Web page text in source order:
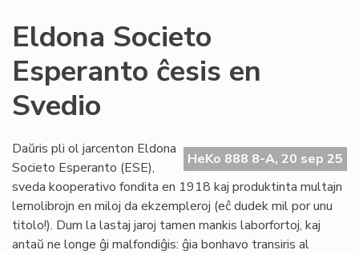
Eldona Societo
Esperanto ĉesis en
Svedio
HeKo 888 8-A, 20 sep 25
Daŭris pli ol jarcenton Eldona
Societo Esperanto (ESE),
sveda kooperativo fondita en 1918 kaj produktinta multajn
lernolibrojn en miloj da ekzempleroj (eĉ dudek mil por unu
titolo!). Dum la lastaj jaroj tamen mankis laborfortoj, kaj
antaŭ ne longe ĝi malfondiĝis: ĝia bonhavo transiris al